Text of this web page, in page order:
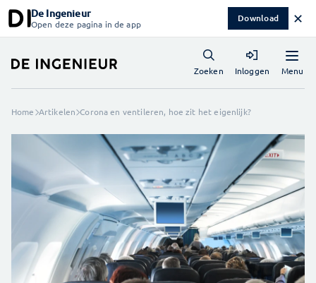
De Ingenieur
Open deze pagina in de app Download ✕
Menu
Zoeken Inloggen
Home Artikelen Corona en ventileren, hoe zit het eigenlijk?